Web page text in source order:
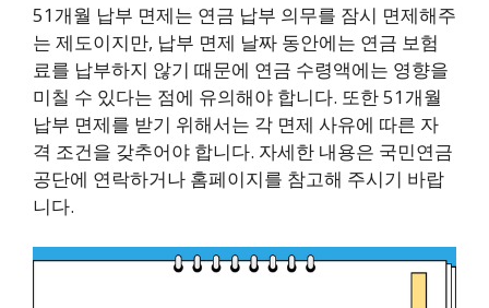
51개월 납부 면제는 연금 납부 의무를 잠시 면제해주
는 제도이지만, 납부 면제 날짜 동안에는 연금 보험
료를 납부하지 않기 때문에 연금 수령액에는 영향을
미칠 수 있다는 점에 유의해야 합니다. 또한 51개월
납부 면제를 받기 위해서는 각 면제 사유에 따른 자
격 조건을 갖추어야 합니다. 자세한 내용은 국민연금
공단에 연락하거나 홈페이지를 참고해 주시기 바랍
니다.